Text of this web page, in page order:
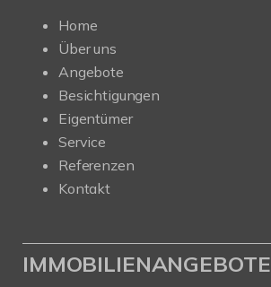
Home
Über uns
Angebote
Besichtigungen
Eigentümer
Service
Referenzen
Kontakt
IMMOBILIENANGEBOTE